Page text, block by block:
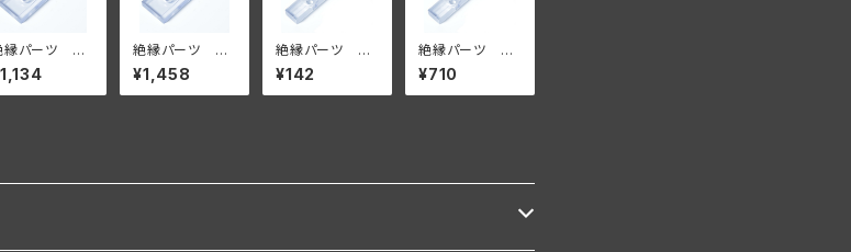
縁パーツ ダ
ルタイプ 7個
ト【壁面に付
る場合】
絶縁パーツ ダ
ブルタイプ 9個
セット【壁面に付
ける場合】
¥1,458
絶縁パーツ シ
ングルタイプ
単品【壁面に付
ける場合】
¥142
絶縁パーツ シ
ングルタイプ ５
個セット【壁面に
付ける場合】
¥710